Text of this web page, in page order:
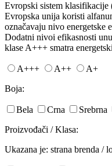
Evropski sistem
Evropska unija koristi
označavaju nivo energetske
Dodatni nivoi efikasnosti
klase A+++ smatra
A+++ A++
A+
Boja:
Bela Crna Srebrna
Proizvođači / Klasa:
Ukazana je: strana brenda /